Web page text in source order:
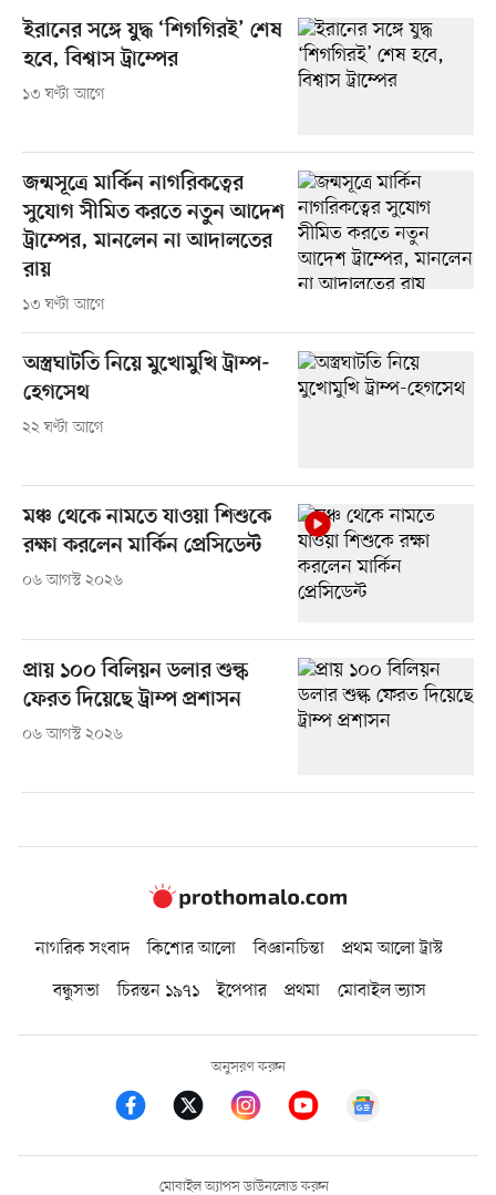
ইরানের সঙ্গে যুদ্ধ ‘শিগগিরই’ শেষ
হবে, বিশ্বাস ট্রাম্পের
১৩ ঘণ্টা আগে
জন্মসূত্রে মার্কিন নাগরিকত্বের
সুযোগ সীমিত করতে নতুন আদেশ
ট্রাম্পের, মানলেন না আদালতের
রায়
১৩ ঘণ্টা আগে
অস্ত্রঘাটতি নিয়ে মুখোমুখি ট্রাম্প-
হেগসেথ
২২ ঘণ্টা আগে
মঞ্চ থেকে নামতে যাওয়া শিশুকে
রক্ষা করলেন মার্কিন প্রেসিডেন্ট
০৬ আগস্ট ২০২৬
প্রায় ১০০ বিলিয়ন ডলার শুল্ক
ফেরত দিয়েছে ট্রাম্প প্রশাসন
০৬ আগস্ট ২০২৬
নাগরিক সংবাদ কিশোর আলো বিজ্ঞানচিন্তা
প্রথম আলো ট্রাস্ট
বন্ধুসভা
চিরন্তন ১৯৭১ ইপেপার প্রথমা মোবাইল ভ্যাস
অনুসরণ করুন
মোবাইল অ্যাপস ডাউনলোড করুন